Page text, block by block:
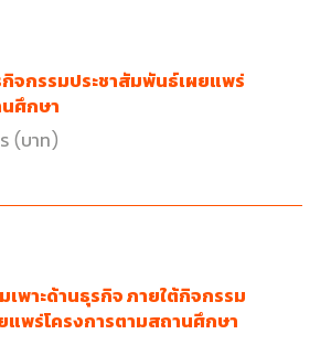
จกรรมประชาสัมพันธ์เผยแพร่
ศึกษา
พาะด้านธุรกิจ ภายใต้กิจกรรม
แพร่โครงการตามสถานศึกษา